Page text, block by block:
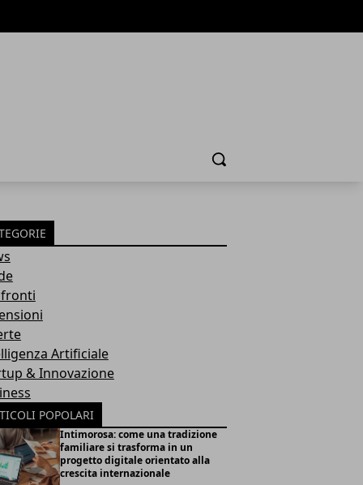
Cerca
Artificiale
& Innovazione
POPOLARI
Intimorosa: come una tradizione
familiare si trasforma in un
progetto digitale orientato alla
crescita internazionale